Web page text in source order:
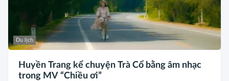
Du lịch
Huyền Trang kể chuyện Trà Cổ bằng âm nhạc
trong MV “Chiều ơi”